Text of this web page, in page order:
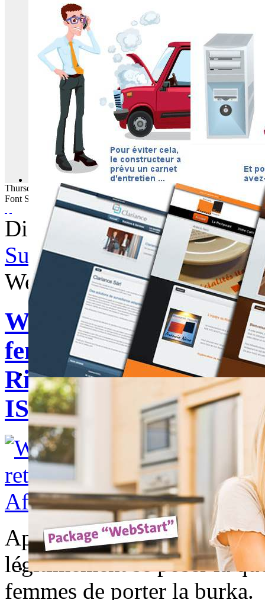
Thursday August 2026
Font Size
Displaying items by tag:
Subscribe to this RSS feed
Wednesday, 18 October
WebBuzz du 18/10/
femmes retirent leur
Ripping off Her Burqa
ISIS Home Base
Après avoir vu ces images
légitimement se poser la
femmes de porter la burka.